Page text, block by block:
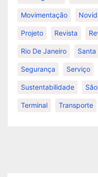
Movimentação
Projeto Revista
Rio De Janeiro Santa
Segurança Serviço
Sustentabilidade
Terminal Transporte